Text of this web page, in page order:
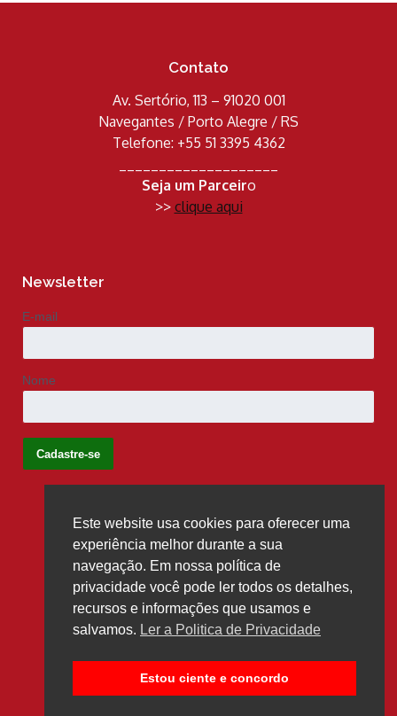
Contato
Av. Sertório, 113 – 91020 001
Navegantes / Porto Alegre / RS
Telefone: +55 51 3395 4362
Seja um Parceiro
>> clique aqui
Newsletter
E-mail
Nome
Siga-nos
Este website usa cookies para oferecer uma
experiência melhor durante a sua
navegação. Em nossa política de
privacidade você pode ler todos os detalhes,
recursos e informações que usamos e
salvamos. Ler a Politica de Privacidade
Estou ciente e concordo